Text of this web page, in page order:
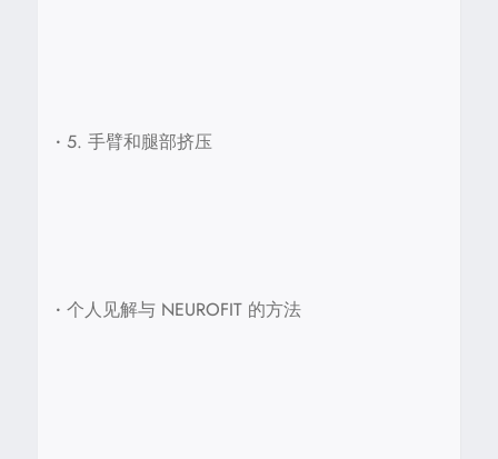
• 5. 手臂和腿部挤压
• 个人见解与 NEUROFIT 的方法